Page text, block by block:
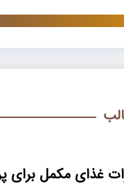
غذای مکمل برای